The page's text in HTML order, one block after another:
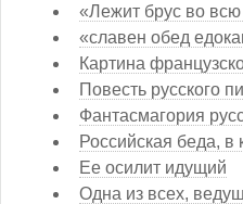
«Лежит брус во всю
«славен обед
Картина
Повесть русского
Фантасмагория
Российская беда, в
Ее осилит идущий
Одна из всех,